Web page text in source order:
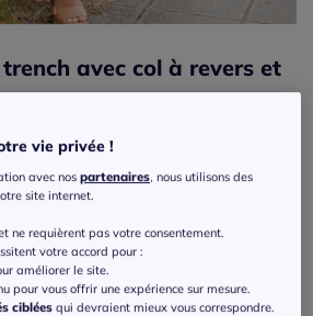
avec col à revers et
:
vie privée !
avec nospartenaires, nous utilisons des
site internet.
ne requièrent pas votre consentement.
votre accord pour :
améliorer le site.
pour vous offrir une expérience sur mesure.
ciblées qui devraient mieux vous correspondre.